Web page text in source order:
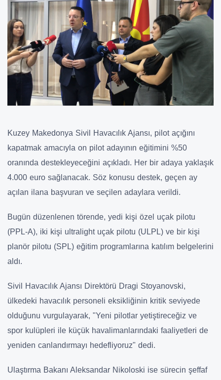
Kuzey Makedonya Sivil Havacılık Ajansı, pilot açığını
kapatmak amacıyla on pilot adayının eğitimini %50
oranında destekleyeceğini açıkladı. Her bir adaya yaklaşık
4.000 euro sağlanacak. Söz konusu destek, geçen ay
açılan ilana başvuran ve seçilen adaylara verildi.
Bugün düzenlenen törende, yedi kişi özel uçak pilotu
(PPL-A), iki kişi ultralight uçak pilotu (ULPL) ve bir kişi
planör pilotu (SPL) eğitim programlarına katılım belgelerini
aldı.
Sivil Havacılık Ajansı Direktörü Dragi Stoyanovski,
ülkedeki havacılık personeli eksikliğinin kritik seviyede
olduğunu vurgulayarak, "Yeni pilotlar yetiştireceğiz ve
spor kulüpleri ile küçük havalimanlarındaki faaliyetleri de
yeniden canlandırmayı hedefliyoruz" dedi.
Ulaştırma Bakanı Aleksandar Nikoloski ise sürecin şeffaf